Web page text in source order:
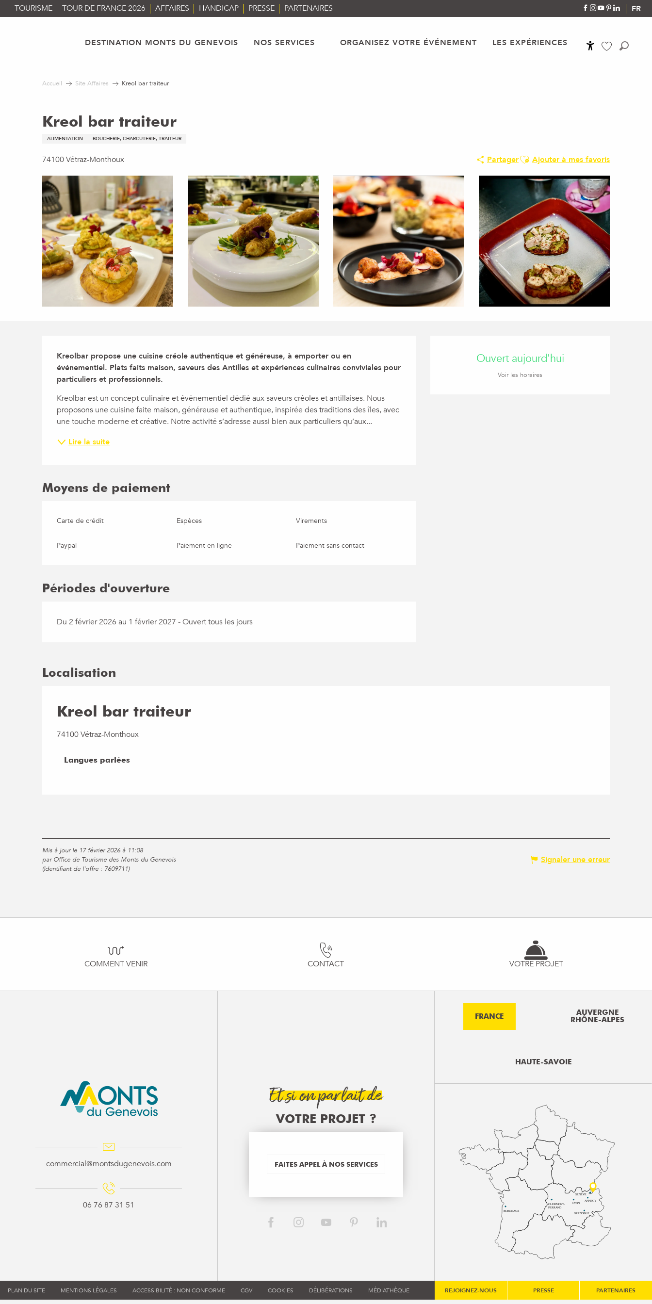
Aller
au
FR
TOURISME TOUR DE FRANCE 2026 AFFAIRES HANDICAP PRESSE PARTENAIRES
DESTINATION MONTS DU GENEVOIS NOS SERVICES ORGANISEZ VOTRE ÉVÉNEMENT LES EXPÉRIENCES
Accueil Site Affaires Kreol bar traiteur
Kreol bar traiteur
ALIMENTATION BOUCHERIE, CHARCUTERIE, TRAITEUR
74100 Vétraz-Monthoux PartagerAjouter aux favoris
Ajouter à mes favoris
Ouverture et
Ouvert aujourd'hui
Voir les horaires
Description
Kreolbar propose une cuisine créole authentique et généreuse, à emporter ou en
événementiel. Plats faits maison, saveurs des Antilles et expériences culinaires conviviales pour
particuliers et professionnels.
Kreolbar est un concept culinaire et événementiel dédié aux saveurs créoles et antillaises. Nous
proposons une cuisine faite maison, généreuse et authentique, inspirée des traditions des îles, avec
une touche moderne et créative. Notre activité s’adresse aussi bien aux particuliers qu’aux...
Lire la suite
Moyens de paiement
Carte de crédit Espèces Virements
Paypal Paiement en ligne Paiement sans contact
Périodes d'ouverture
Du 2 février 2026 au 1 février 2027 - Ouvert tous les jours
Localisation
Kreol bar traiteur
74100 Vétraz-Monthoux
Langues parlées
Langues parlées
Mis à jour le 17 février 2026 à 11:08
par Office de Tourisme des Monts du Genevois
(Identifiant de l'offre : 7609711)
Signaler une erreur
COMMENT VENIR CONTACT VOTRE PROJET
commercial@montsdugenevois.com
06 76 87 31 51
Et si on parlait de
VOTRE PROJET ?
FAITES APPEL À NOS SERVICES
FRANCE
AUVERGNE
RHÔNE-ALPES
HAUTE-SAVOIE
BORDEAUX
CLERMONT-
FERRAND
LYON
ANNECY
GRENOBLE
GENÈVE
PLAN DU SITE MENTIONS LÉGALES ACCESSIBILITÉ : NON CONFORME CGV COOKIES DÉLIBÉRATIONS MÉDIATHÈQUE REJOIGNEZ-NOUS PRESSE PARTENAIRES